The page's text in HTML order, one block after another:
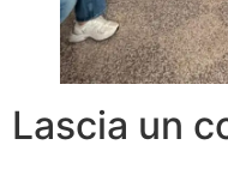
Lascia un